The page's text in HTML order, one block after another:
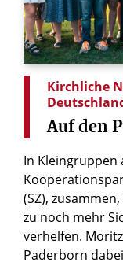
Kirchliche
Auf den
In
(SZ),
zu noch mehr
verhelfen.
Paderborn